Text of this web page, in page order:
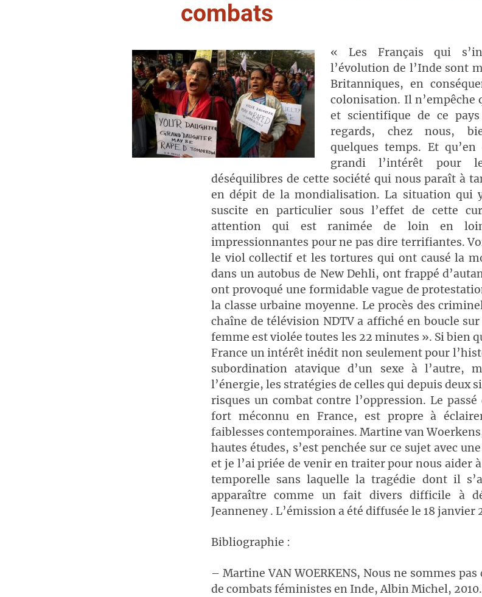
combats
« Les Français qui
l’évolution de l’Inde sont
Britanniques, en
colonisation. Il n’empêche
et scientifique de ce
regards, chez nous,
quelques temps. Et
grandi l’intérêt pour
déséquilibres de cette société qui nous paraît à
en dépit de la mondialisation. La situation qui
suscite en particulier sous l’effet de cette
attention qui est ranimée de loin en
impressionnantes pour ne pas dire terrifiantes.
le viol collectif et les tortures qui ont causé la
dans un autobus de New Dehli, ont frappé
ont provoqué une formidable vague de
la classe urbaine moyenne. Le procès des
chaîne de télévision NDTV a affiché en boucle
femme est violée toutes les 22 minutes ». Si bien
France un intérêt inédit non seulement pour
subordination atavique d’un sexe à l’autre,
l’énergie, les stratégies de celles qui depuis deux
risques un combat contre l’oppression. Le
fort méconnu en France, est propre à
faiblesses contemporaines. Martine van
hautes études, s’est penchée sur ce sujet avec
et je l’ai priée de venir en traiter pour nous aider
temporelle sans laquelle la tragédie dont il
apparaître comme un fait divers difficile à
Jeanneney . L’émission a été diffusée le 18 janvier
Bibliographie :
– Martine VAN WOERKENS, Nous ne sommes
de combats féministes en Inde, Albin Michel, 2010.